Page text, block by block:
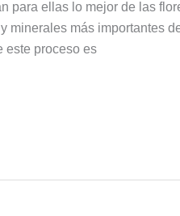
para ellas lo mejor de las
minerales más importantes
este proceso es